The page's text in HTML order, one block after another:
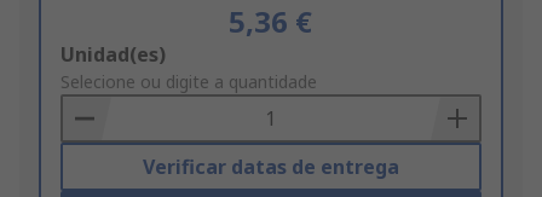
5,36 €
Add
to
Basket
Unidad(es)
Selecione ou digite a quantidade
Verificar datas de entrega